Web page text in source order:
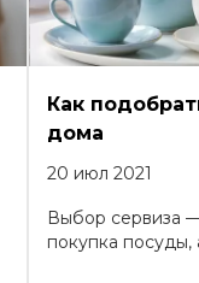
Как
дома
20 июл 2021
Выбор сервиза
покупка посуды,